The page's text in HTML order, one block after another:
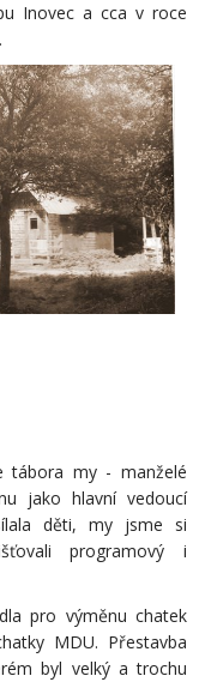
Inovec a cca v roce
tábora my - manželé
jako hlavní vedoucí
děti, my jsme si
programový i
pro výměnu chatek
MDU. Přestavba
byl velký a trochu